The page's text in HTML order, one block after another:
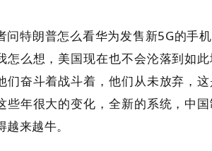
问特朗普怎么看华为发售新5G的手
怎么想，美国现在也不会沦落到如
们奋斗着战斗着，他们从未放弃，
些年很大的变化，全新的系统，中
越来越牛。